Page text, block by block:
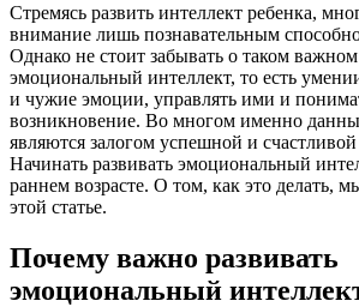
Стремясь развить интеллект ребенка,
внимание лишь познавательным
Однако не стоит забывать о таком
эмоциональный интеллект, то есть
и чужие эмоции, управлять ими и
возникновение. Во многом именно
являются залогом успешной и
Начинать развивать эмоциональный
раннем возрасте. О том, как это делать,
этой статье.
Почему важно развивать
эмоциональный